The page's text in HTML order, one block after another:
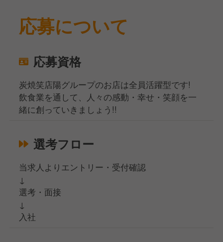
応募について
応募資格
炭焼笑店陽グループのお店は全員活躍型です!
飲食業を通して、人々の感動・幸せ・笑顔を一
緒に創っていきましょう!!
選考フロー
当求人よりエントリー・受付確認
↓
選考・面接
↓
入社